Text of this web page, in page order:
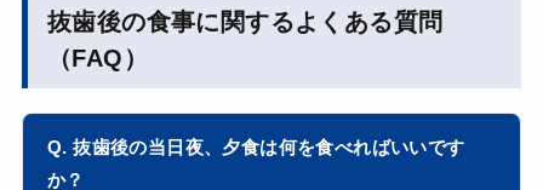
抜歯後の食事に関するよくある質問
（FAQ）
Q. 抜歯後の当日夜、夕食は何を食べればいいです
か？